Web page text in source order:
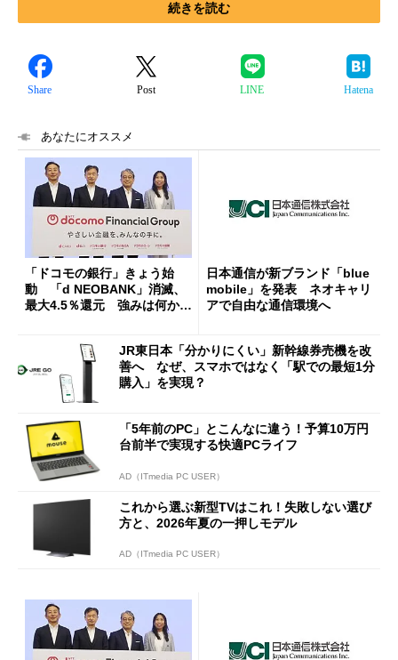
続きを読む
Share Post LINE Hatena
あなたにオススメ
「ドコモの銀行」きょう始
動 「d NEOBANK」消滅、
最大4.5％還元 強みは何か解
日本通信が新ブランド「blue
mobile」を発表 ネオキャリ
アで自由な通信環境へ
JR東日本「分かりにくい」新幹線券売機を改
善へ なぜ、スマホではなく「駅での最短1分
購入」を実現？
「5年前のPC」とこんなに違う！予算10万円
台前半で実現する快適PCライフ
AD（ITmedia PC USER）
これから選ぶ新型TVはこれ！失敗しない選び
方と、2026年夏の一押しモデル
AD（ITmedia PC USER）